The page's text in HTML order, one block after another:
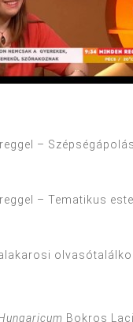
–
– Tematikus
Bokros